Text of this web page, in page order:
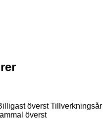
överst Tillverkningsår
överst